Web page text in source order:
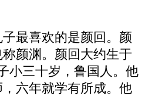
最喜欢的是颜回。颜
颜渊。颜回大约生于
小三十岁，鲁国人。他
六年就学有所成。他